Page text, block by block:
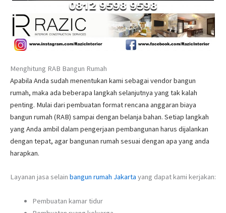
Menghitung RAB Bangun Rumah
Apabila Anda sudah menentukan kami sebagai vendor bangun
rumah, maka ada beberapa langkah selanjutnya yang tak kalah
penting. Mulai dari pembuatan format rencana anggaran biaya
bangun rumah (RAB) sampai dengan belanja bahan. Setiap langkah
yang Anda ambil dalam pengerjaan pembangunan harus dijalankan
dengan tepat, agar bangunan rumah sesuai dengan apa yang anda
harapkan.
Layanan jasa selain bangun rumah Jakarta yang dapat kami kerjakan:
Pembuatan kamar tidur